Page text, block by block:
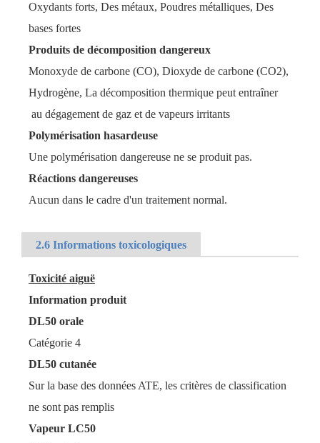
Oxydants forts, Des métaux, Poudres métalliques, Des
bases fortes
Produits de décomposition dangereux
Monoxyde de carbone (CO), Dioxyde de carbone (CO2),
Hydrogène, La décomposition thermique peut entraîner
au dégagement de gaz et de vapeurs irritants
Polymérisation hasardeuse
Une polymérisation dangereuse ne se produit pas.
Réactions dangereuses
Aucun dans le cadre d'un traitement normal.
2.6 Informations toxicologiques
Toxicité aiguë
Information produit
DL50 orale
Catégorie 4
DL50 cutanée
Sur la base des données ATE, les critères de classification
ne sont pas remplis
Vapeur LC50